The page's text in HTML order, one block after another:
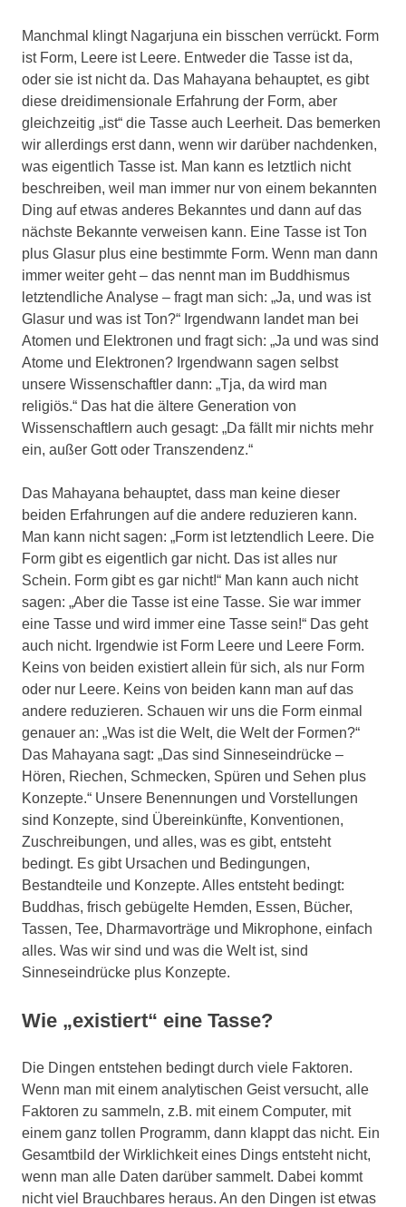
Manchmal klingt Nagarjuna ein bisschen verrückt. Form
ist Form, Leere ist Leere. Entweder die Tasse ist da,
oder sie ist nicht da. Das Mahayana behauptet, es gibt
diese dreidimensionale Erfahrung der Form, aber
gleichzeitig „ist“ die Tasse auch Leerheit. Das bemerken
wir allerdings erst dann, wenn wir darüber nachdenken,
was eigentlich Tasse ist. Man kann es letztlich nicht
beschreiben, weil man immer nur von einem bekannten
Ding auf etwas anderes Bekanntes und dann auf das
nächste Bekannte verweisen kann. Eine Tasse ist Ton
plus Glasur plus eine bestimmte Form. Wenn man dann
immer weiter geht – das nennt man im Buddhismus
letztendliche Analyse – fragt man sich: „Ja, und was ist
Glasur und was ist Ton?“ Irgendwann landet man bei
Atomen und Elektronen und fragt sich: „Ja und was sind
Atome und Elektronen? Irgendwann sagen selbst
unsere Wissenschaftler dann: „Tja, da wird man
religiös.“ Das hat die ältere Generation von
Wissenschaftlern auch gesagt: „Da fällt mir nichts mehr
ein, außer Gott oder Transzendenz.“
Das Mahayana behauptet, dass man keine dieser
beiden Erfahrungen auf die andere reduzieren kann.
Man kann nicht sagen: „Form ist letztendlich Leere. Die
Form gibt es eigentlich gar nicht. Das ist alles nur
Schein. Form gibt es gar nicht!“ Man kann auch nicht
sagen: „Aber die Tasse ist eine Tasse. Sie war immer
eine Tasse und wird immer eine Tasse sein!“ Das geht
auch nicht. Irgendwie ist Form Leere und Leere Form.
Keins von beiden existiert allein für sich, als nur Form
oder nur Leere. Keins von beiden kann man auf das
andere reduzieren. Schauen wir uns die Form einmal
genauer an: „Was ist die Welt, die Welt der Formen?“
Das Mahayana sagt: „Das sind Sinneseindrücke –
Hören, Riechen, Schmecken, Spüren und Sehen plus
Konzepte.“ Unsere Benennungen und Vorstellungen
sind Konzepte, sind Übereinkünfte, Konventionen,
Zuschreibungen, und alles, was es gibt, entsteht
bedingt. Es gibt Ursachen und Bedingungen,
Bestandteile und Konzepte. Alles entsteht bedingt:
Buddhas, frisch gebügelte Hemden, Essen, Bücher,
Tassen, Tee, Dharmavorträge und Mikrophone, einfach
alles. Was wir sind und was die Welt ist, sind
Sinneseindrücke plus Konzepte.
Wie „existiert“ eine Tasse?
Die Dingen entstehen bedingt durch viele Faktoren.
Wenn man mit einem analytischen Geist versucht, alle
Faktoren zu sammeln, z.B. mit einem Computer, mit
einem ganz tollen Programm, dann klappt das nicht. Ein
Gesamtbild der Wirklichkeit eines Dings entsteht nicht,
wenn man alle Daten darüber sammelt. Dabei kommt
nicht viel Brauchbares heraus. An den Dingen ist etwas